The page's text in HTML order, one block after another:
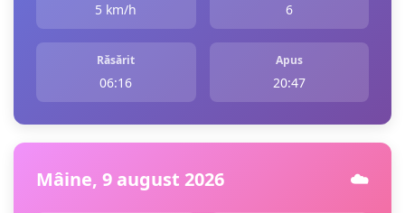
5 km/h 6
Răsărit
06:16
Apus
20:47
Mâine, 9 august 2026 ☁️